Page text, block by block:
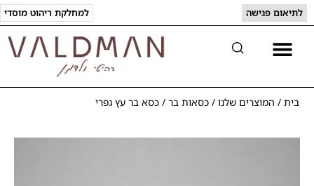
לתיאום פגישה למחלקת ריהוט מוסדי
בית / המוצרים שלנו / כסאות בר / כסא בר עץ גפרי